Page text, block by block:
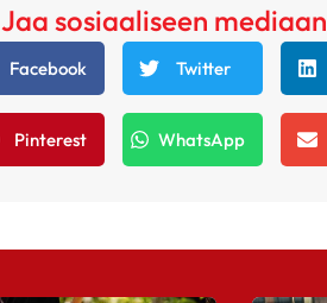
Jaa sosiaaliseen mediaan
Facebook Twitter
Pinterest WhatsApp